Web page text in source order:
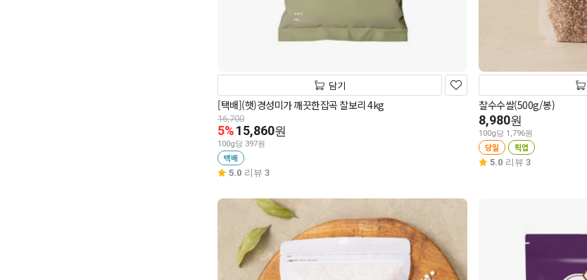
담기
[택배](햇)경성미가 깨끗한잡곡 찰보리 4kg
16,700
5%15,860원
100g당 397원
택배
5.0 리뷰 3
찰수수쌀(500g/봉)
8,980원
100g당 1,796원
당일 픽업
5.0 리뷰 3